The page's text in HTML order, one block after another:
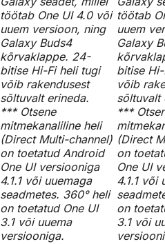
töötab One UI 4.0 või
uuem versioon, ning
Galaxy Buds4
kõrvaklappe. 24-
bitise Hi-Fi heli tugi
võib rakendusest
sõltuvalt erineda.
*** Otsene
mitmekanaliline heli
(Direct Multi-channel)
on toetatud Android
One UI versiooniga
4.1.1 või uuemaga
seadmetes. 360° heli
on toetatud One UI
3.1 või uuema
versiooniga.
töötab
uuem
Galaxy
bitise
võib
sõltuvalt
***
(Direct
on
One UI
4.1.1 või
on
3.1 või